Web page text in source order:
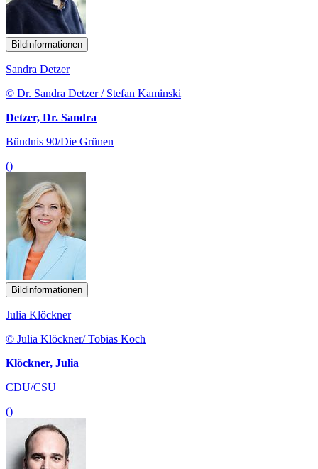
Bildinformationen
Sandra Detzer
© Dr. Sandra Detzer / Stefan Kaminski
Detzer, Dr. Sandra
Bündnis 90/Die Grünen
()
Bildinformationen
Julia Klöckner
© Julia Klöckner/ Tobias Koch
Klöckner, Julia
CDU/CSU
()